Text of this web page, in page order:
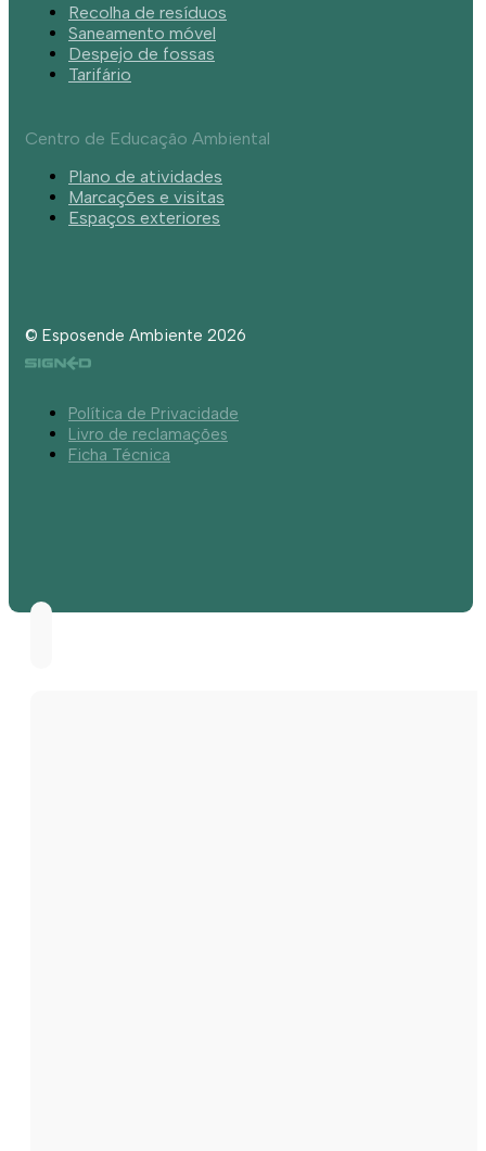
Recolha de resíduos
Saneamento móvel
Despejo de fossas
Tarifário
Centro de Educação Ambiental
Plano de atividades
Marcações e visitas
Espaços exteriores
© Esposende Ambiente 2026
Política de Privacidade
Livro de reclamações
Ficha Técnica